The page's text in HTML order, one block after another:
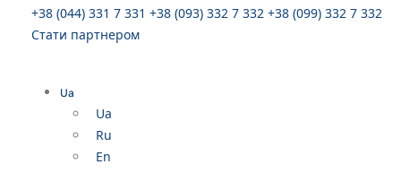
+38 (044) 331 7 331 +38 (093) 332 7 332 +38 (099) 332 7 332
Стати партнером
Ua
Ua
Ru
En